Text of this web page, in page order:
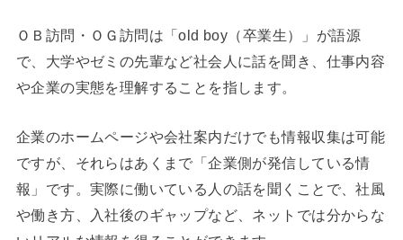
ＯＢ訪問・ＯＧ訪問は「old boy（卒業生）」が語源
で、大学やゼミの先輩など社会人に話を聞き、仕事内容
や企業の実態を理解することを指します。
企業のホームページや会社案内だけでも情報収集は可能
ですが、それらはあくまで「企業側が発信している情
報」です。実際に働いている人の話を聞くことで、社風
や働き方、入社後のギャップなど、ネットでは分からな